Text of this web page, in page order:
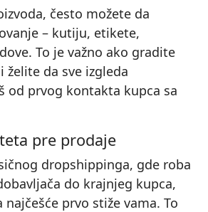
često možete da
– kutiju, etikete,
To je važno ako gradite
želite da sve izgleda
od prvog kontakta kupca sa
pre prodaje
dropshippinga, gde roba
do krajnjeg kupca,
prvo stiže vama. To